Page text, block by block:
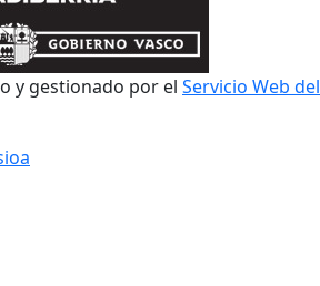
y gestionado por el Servicio Web del